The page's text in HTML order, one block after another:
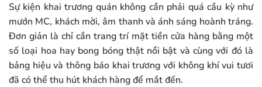
Sự kiện khai trương quán không cần phải quá cầu kỳ như
mướn MC, khách mời, âm thanh và ánh sáng hoành tráng.
Đơn giản là chỉ cần trang trí mặt tiền cửa hàng bằng một
số loại hoa hay bong bóng thật nổi bật và cùng với đó là
bảng hiệu và thông báo khai trương với không khí vui tươi
đã có thể thu hút khách hàng để mắt đến.